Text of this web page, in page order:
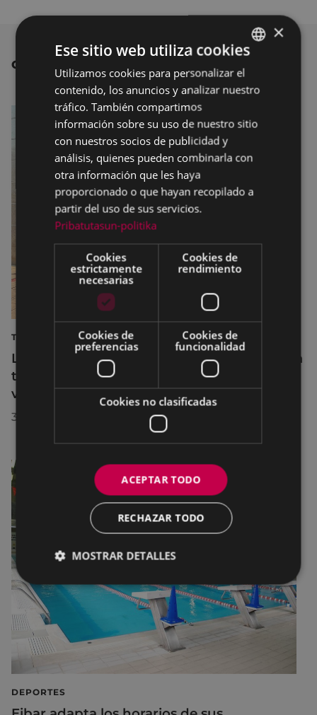
OTRAS NOTICIAS
TURISMO
La diputada Azahara Domínguez destaca la
transformación turística de Eibar en su
visita a la localidad
30/07/2026
DEPORTES
BASQUE
SPANISH
×
Ese sitio web utiliza cookies
Utilizamos cookies para personalizar el
contenido, los anuncios y analizar nuestro
tráfico. También compartimos
información sobre su uso de nuestro sitio
con nuestros socios de publicidad y
análisis, quienes pueden combinarla con
otra información que les haya
proporcionado o que hayan recopilado a
partir del uso de sus servicios.
Pribatutasun-politika
Cookies
estrictamente
necesarias
Cookies de
rendimiento
Cookies de
preferencias
Cookies de
funcionalidad
Cookies no clasificadas
ACEPTAR TODO
RECHAZAR TODO
MOSTRAR DETALLES